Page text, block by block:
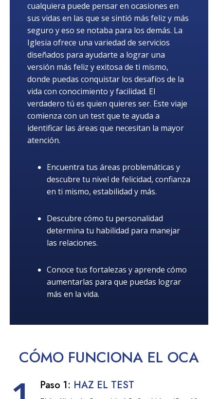
cualquiera puede pensar en ocasiones en
sus vidas en las que se sintió más feliz y más
seguro y eso se notaba para los demás. La
Iglesia ofrece una variedad de servicios
diseñados para ayudarte a lograr una
versión más feliz y exitosa de ti mismo,
donde puedas conquistar los desafíos de la
vida con conocimiento y facilidad. El
verdadero tú es quien quieres ser. Este viaje
comienza con un test que te ayuda a
identificar las áreas que necesitan la mayor
atención.
Encuentra tus áreas problemáticas y
descubre tu nivel de felicidad, confianza
en ti mismo, estabilidad y más.
Descubre cómo tu personalidad
determina tu habilidad para manejar
las relaciones.
Conoce tus fortalezas y aprende cómo
aumentarlas para que puedas lograr
más en la vida.
CÓMO FUNCIONA EL OCA
Paso 1: HAZ EL TEST